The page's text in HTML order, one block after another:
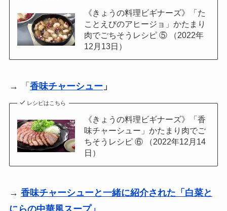
《きょうの料理ビギナーズ》「た
ことえびのアヒージョ」かたまり
肉でごちそうレシピ ⑤ （2022年
12月13日）
→ 「 香味チャーシュー」
レシピはこちら
《きょうの料理ビギナーズ》「香
味チャーシュー」かたまり肉でご
ちそうレシピ ⑥ （2022年12月14
日）
→ 香味チャーシューと一緒に紹介された「白菜と